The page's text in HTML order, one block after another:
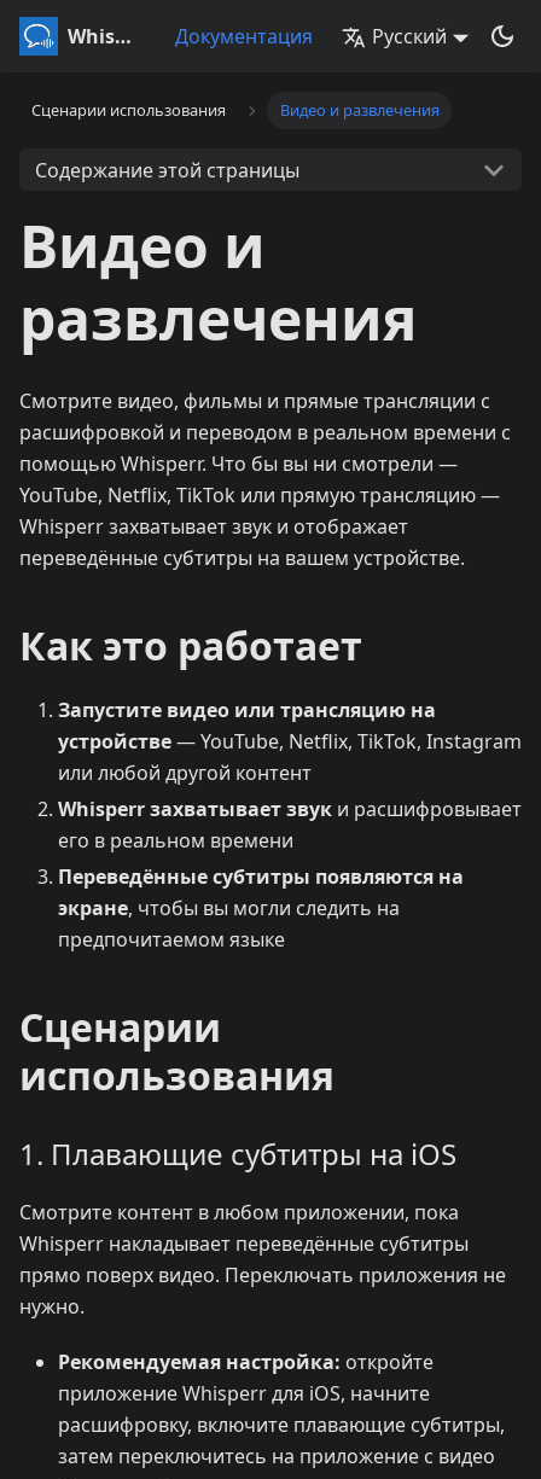
Whisperr Документация Русский
Сценарии использования Видео и развлечения
Содержание этой страницы
Видео и
развлечения
Смотрите видео, фильмы и прямые трансляции с
расшифровкой и переводом в реальном времени с
помощью Whisperr. Что бы вы ни смотрели —
YouTube, Netflix, TikTok или прямую трансляцию —
Whisperr захватывает звук и отображает
переведённые субтитры на вашем устройстве.
Как это работает
Запустите видео или трансляцию на
устройстве— YouTube, Netflix, TikTok, Instagram
или любой другой контент
Whisperr захватывает звук и расшифровывает
его в реальном времени
Переведённые субтитры появляются на
экране, чтобы вы могли следить на
предпочитаемом языке
Сценарии
использования
1. Плавающие субтитры на iOS
Смотрите контент в любом приложении, пока
Whisperr накладывает переведённые субтитры
прямо поверх видео. Переключать приложения не
нужно.
Рекомендуемая настройка: откройте
приложение Whisperr для iOS, начните
расшифровку, включите плавающие субтитры,
затем переключитесь на приложение с видео